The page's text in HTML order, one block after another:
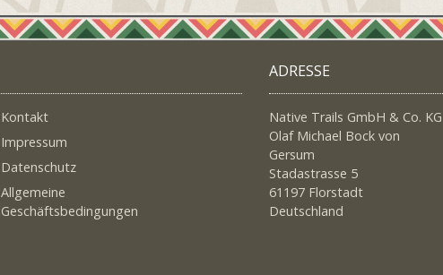
Kontakt
Impressum
Datenschutz
Allgemeine
Geschäftsbedingungen
ADRESSE
Native Trails GmbH & Co. KG
Olaf Michael Bock von
Gersum
Stadastrasse 5
61197 Florstadt
Deutschland